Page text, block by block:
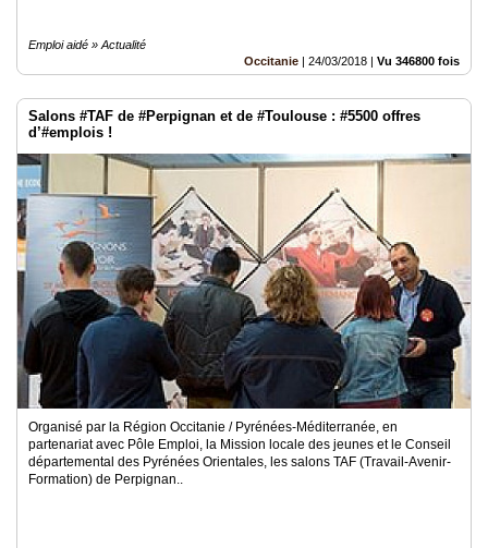
Emploi aidé » Actualité
Occitanie | 24/03/2018 | Vu 346800 fois
Salons #TAF de #Perpignan et de #Toulouse : #5500 offres
d’#emplois !
Organisé par la Région Occitanie / Pyrénées-Méditerranée, en
partenariat avec Pôle Emploi, la Mission locale des jeunes et le Conseil
départemental des Pyrénées Orientales, les salons TAF (Travail-Avenir-
Formation) de Perpignan..